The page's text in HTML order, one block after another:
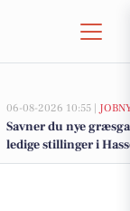
06-08-2026 10:55 |
Savner du nye
ledige stillinger i